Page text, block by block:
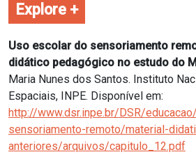
Explore +
Uso escolar do sensoriamento
didático pedagógico no estudo do
Maria Nunes dos Santos. Instituto
Espaciais, INPE. Disponível em:
http://www.dsr.inpe.br/DSR/
sensoriamento-remoto/material-
anteriores/arquivos/capitulo_12.pdf